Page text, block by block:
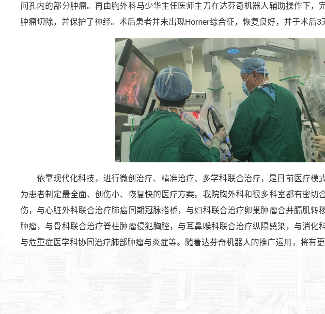
间孔内的部分肿瘤。再由胸外科马少华主任医师主刀在达芬奇机器人辅助操作下，
肿瘤切除，并保护了神经。术后患者并未出现Horner综合征，恢复良好，并于术后3
依靠现代化科技，进行微创治疗、精准治疗、多学科联合治疗，是目前医疗模
为患者制定最全面、创伤小、恢复快的医疗方案。我院胸外科和很多科室都有密切
伤，与心脏外科联合治疗肺癌同期冠脉搭桥，与妇科联合治疗卵巢肿瘤合并膈肌转
肿瘤，与骨科联合治疗脊柱肿瘤侵犯胸腔，与耳鼻喉科联合治疗纵隔感染，与消化
与危重症医学科协同治疗肺部肿瘤与炎症等。随着达芬奇机器人的推广运用，将有